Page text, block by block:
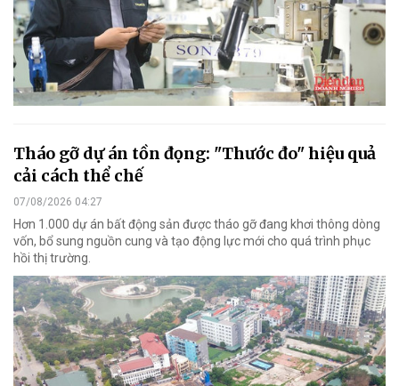
Tháo gỡ dự án tồn đọng: "Thước đo" hiệu quả
cải cách thể chế
07/08/2026 04:27
Hơn 1.000 dự án bất động sản được tháo gỡ đang khơi thông dòng
vốn, bổ sung nguồn cung và tạo động lực mới cho quá trình phục
hồi thị trường.